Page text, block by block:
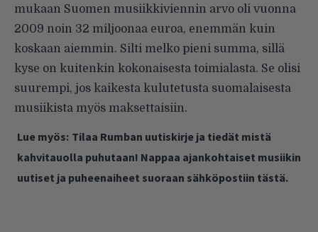
mukaan Suomen musiikkiviennin arvo oli vuonna
2009 noin 32 miljoonaa euroa, enemmän kuin
koskaan aiemmin. Silti melko pieni summa, sillä
kyse on kuitenkin kokonaisesta toimialasta. Se olisi
suurempi, jos kaikesta kulutetusta suomalaisesta
musiikista myös maksettaisiin.
Lue myös: Tilaa Rumban uutiskirje ja tiedät mistä
kahvitauolla puhutaan! Nappaa ajankohtaiset musiikin
uutiset ja puheenaiheet suoraan sähköpostiin tästä.